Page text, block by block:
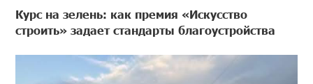
Курс на зелень: как премия «Искусство
строить» задает стандарты благоустройства